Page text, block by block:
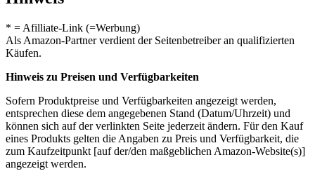
* = Afilliate-Link (=Werbung)
Als Amazon-Partner verdient der Seitenbetreiber an qualifizierten
Käufen.
Hinweis zu Preisen und Verfügbarkeiten
Sofern Produktpreise und Verfügbarkeiten angezeigt werden,
entsprechen diese dem angegebenen Stand (Datum/Uhrzeit) und
können sich auf der verlinkten Seite jederzeit ändern. Für den Kauf
eines Produkts gelten die Angaben zu Preis und Verfügbarkeit, die
zum Kaufzeitpunkt [auf der/den maßgeblichen Amazon-Website(s)]
angezeigt werden.